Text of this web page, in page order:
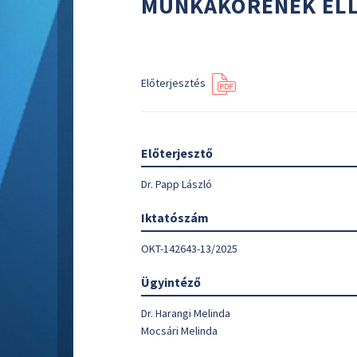
Előterjesztés
Előterjesztő
Dr. Papp László
Iktatószám
OKT-142643-13/2025
Ügyintéző
Dr. Harangi Melinda
Mocsári Melinda